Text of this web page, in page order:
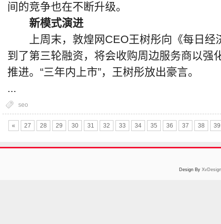
间的竞争也在不断升级。
新模式演进
上周末，敦煌网CEO王树彤向《每日经
到了第三轮融资，将会收购周边服务商以强
推进。“三年内上市”，王树彤放出豪言。
...
seo
« 27 28 29 30 31 32 33 34 35 36 37 38 39
Design By